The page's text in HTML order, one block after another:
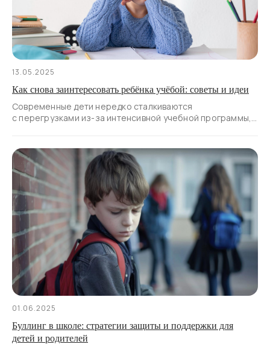
13.05.2025
Как снова заинтересовать ребёнка учёбой: советы и идеи
Современные дети нередко сталкиваются
с перегрузками из-за интенсивной учебной программы,
01.06.2025
Буллинг в школе: стратегии защиты и поддержки для
детей и родителей